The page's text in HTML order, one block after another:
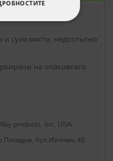
и сухо място, недостъпно
на опаковката.
products, Inc, USA.
бул.Източен 48